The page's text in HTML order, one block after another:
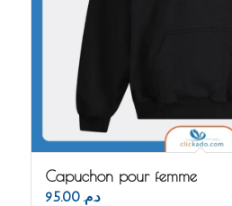
Capuchon pour femme
د.م. 95.00